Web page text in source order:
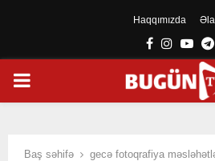
Haqqımızda
Facebook
PRIMARY
Baş səhifə gecə fotoqrafiya